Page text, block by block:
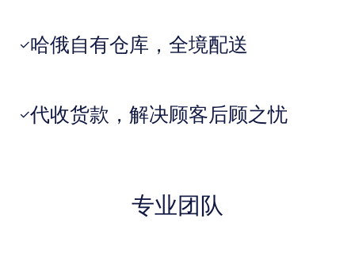
✓哈俄自有仓库，全境配送
✓代收货款，解决顾客后顾之忧
专业团队